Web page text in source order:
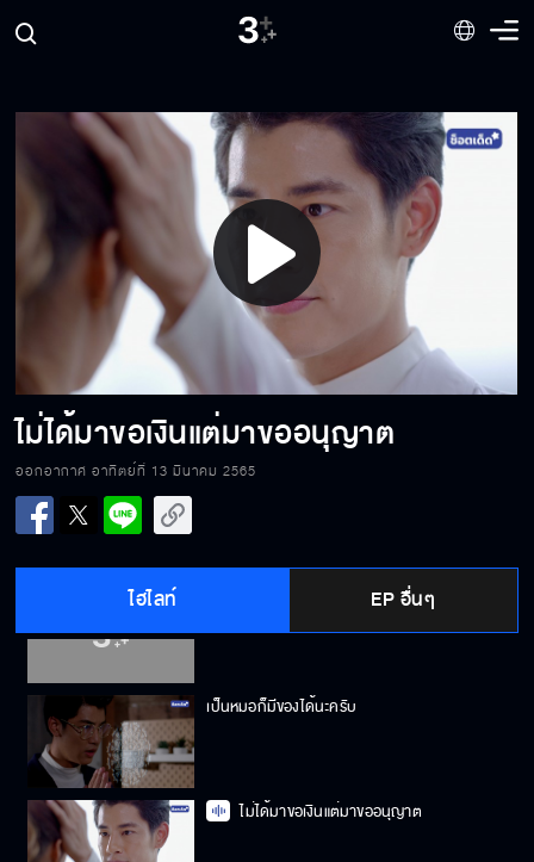
Play
Video
ไม่ได้มาขอเงินแต่มาขออนุญาต
ออกอากาศ อาทิตย์ที่ 13 มีนาคม 2565
ไฮไลท์ EP อื่นๆ
ไม่ต้องห่วงนะ จะดูแล ซ่อน เอง
จัดการห้องเก็บวิญญาณให้ดี
อยู่ไม่ได้ถ้าไม่มีคุณ
ตอบได้หรือยังว่าจะเป็นแฟนผมมั้ย
เป็นหมอก็มีของได้นะครับ
ไม่ได้มาขอเงินแต่มาขออนุญาต